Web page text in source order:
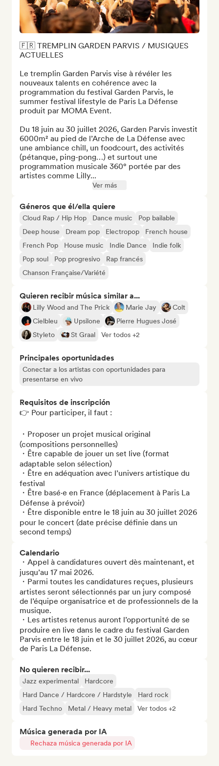
🇫🇷 TREMPLIN GARDEN PARVIS / MUSIQUES
ACTUELLES
Le tremplin Garden Parvis vise à révéler les
nouveaux talents en cohérence avec la
programmation du festival Garden Parvis, le
summer festival lifestyle de Paris La Défense
produit par MOMA Event.
Du 18 juin au 30 juillet 2026, Garden Parvis investit
6000m² au pied de l’Arche de La Défense avec
une ambiance chill, un foodcourt, des activités
(pétanque, ping-pong…) et surtout une
programmation musicale 360° portée par des
artistes comme Lilly...
Ver más
Géneros que él/ella quiere
Cloud Rap / Hip Hop Dance music
Pop bailable
Deep house
Dream pop Electropop
French house
French Pop
House music Indie Dance
Indie folk
Pop soul
Pop progresivo
Rap francés
Chanson Française/Variété
Quieren recibir música similar a...
Lilly Wood and The Prick Marie Jay
Colt
Cielbleu
Upsilone
Pierre Hugues José
Styleto
St Graal Ver todos +2
Principales oportunidades
Conectar a los artistas con oportunidades para
presentarse en vivo
Requisitos de inscripción
👉 Pour participer, il faut :
・Proposer un projet musical original
(compositions personnelles)
・Être capable de jouer un set live (format
adaptable selon sélection)
・Être en adéquation avec l’univers artistique du
festival
・Être basé·e en France (déplacement à Paris La
Défense à prévoir)
・Être disponible entre le 18 juin au 30 juillet 2026
pour le concert (date précise définie dans un
second temps)
Calendario
・Appel à candidatures ouvert dès maintenant, et
jusqu’au 17 mai 2026.
・Parmi toutes les candidatures reçues, plusieurs
artistes seront sélectionnés par un jury composé
de l’équipe organisatrice et de professionnels de la
musique.
・Les artistes retenus auront l’opportunité de se
produire en live dans le cadre du festival Garden
Parvis entre le 18 juin et le 30 juillet 2026, au cœur
de Paris La Défense.
No quieren recibir...
Jazz experimental
Hardcore
Hard Dance / Hardcore / Hardstyle
Hard rock
Hard Techno
Metal / Heavy metal Ver todos +2
Música generada por IA
Rechaza música generada por IA